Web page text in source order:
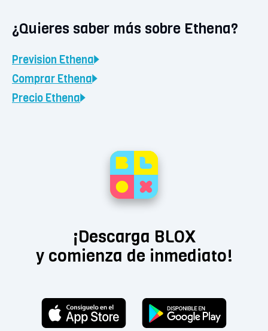
¿Quieres saber más sobre Ethena?
Prevision Ethena
Comprar Ethena
Precio Ethena
¡Descarga BLOX
y comienza de inmediato!